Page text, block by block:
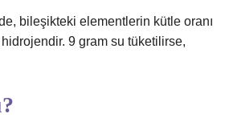
bileşikteki elementlerin kütle oranı
9 gram su tüketilirse,